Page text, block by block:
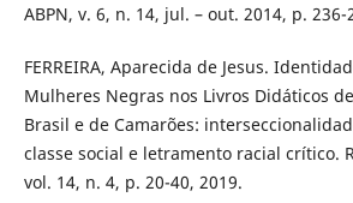
ABPN, v. 6, n. 14, jul. – out. 2014, p. 236-
FERREIRA, Aparecida de Jesus.
Mulheres Negras nos Livros Didáticos
Brasil e de Camarões:
classe social e letramento racial crítico.
vol. 14, n. 4, p. 20-40, 2019.